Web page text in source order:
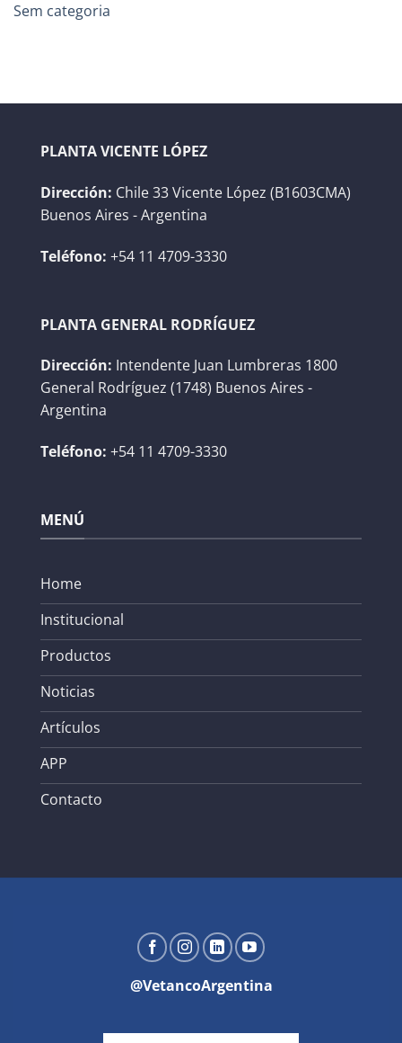
Sem categoria
PLANTA VICENTE LÓPEZ
Dirección: Chile 33 Vicente López (B1603CMA)
Buenos Aires - Argentina
Teléfono: +54 11 4709-3330
PLANTA GENERAL RODRÍGUEZ
Dirección: Intendente Juan Lumbreras 1800
General Rodríguez (1748) Buenos Aires -
Argentina
Teléfono: +54 11 4709-3330
MENÚ
Home
Institucional
Productos
Noticias
Artículos
APP
Contacto
@VetancoArgentina